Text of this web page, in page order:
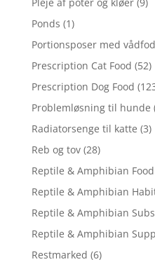
Ponds (1)
Portionsposer med
Prescription Cat Food (52)
Prescription Dog Food
Problemløsning til hunde
Radiatorsenge til katte (3)
Reb og tov (28)
Reptile & Amphibian Food
Reptile & Amphibian
Reptile & Amphibian
Reptile & Amphibian
Restmarked (6)